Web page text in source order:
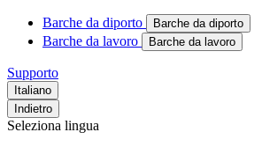
Barche da diporto Barche da diporto
Barche da lavoro Barche da lavoro
Supporto
Italiano
Indietro
Seleziona lingua